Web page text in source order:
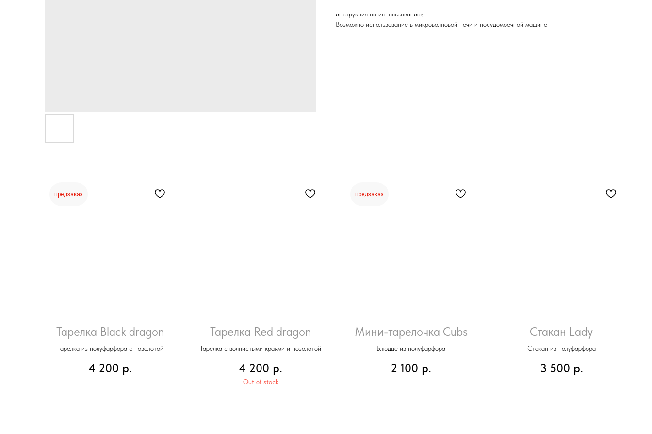
инструкция по использованию:
Возможно использование в микроволновой печи и посудомоечной машине
предзаказ
Тарелка Black dragon
Тарелка из полуфарфора с позолотой
4 200 р.
Тарелка Red dragon
Тарелка с волнистыми краями и позолотой
4 200 р.
Out of stock
предзаказ
Мини-тарелочка Cubs
Блюдце из полуфарфора
2 100 р.
Стакан Lady
Стакан из полуфарфора
3 500 р.